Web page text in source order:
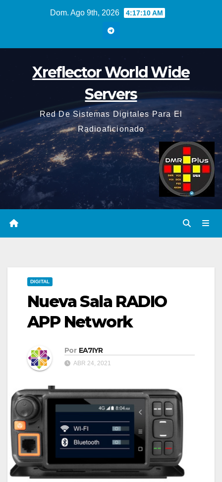
Dom. Ago 9th, 2026 4:17:11 AM
Xreflector World Wide
Servers
Red De Sistemas Digitales Para El
Radioaficionado
DIGITAL
Nueva Sala RADIO
APP Network
Por EA7IYR
ABR 24, 2021